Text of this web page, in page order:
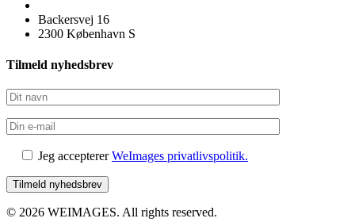
Backersvej 16
2300 København S
Tilmeld nyhedsbrev
Jeg acceptererWeImages privatlivspolitik.
© 2026 WEIMAGES. All rights reserved.